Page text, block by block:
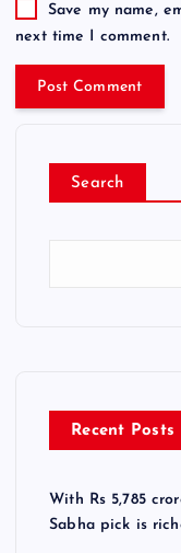
Save my name,
next time I comment.
Search
Recent Posts
With Rs 5,785
Sabha pick is